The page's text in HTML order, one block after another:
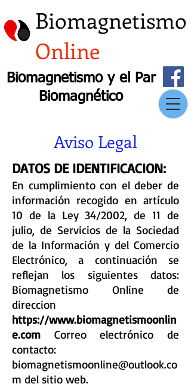
Biomagnetismo
Online
Biomagnetismo y el Par
Biomagnético
Aviso Legal
DATOS DE IDENTIFICACION:
En cumplimiento con el deber de
información recogido en artículo
10 de la Ley 34/2002, de 11 de
julio, de Servicios de la Sociedad
de la Información y del Comercio
Electrónico, a continuación se
reflejan los siguientes datos:
Biomagnetismo Online de
direccion
https://www.biomagnetismoonlin
e.com Correo electrónico de
contacto:
biomagnetismoonline@outlook.co
m del sitio web.